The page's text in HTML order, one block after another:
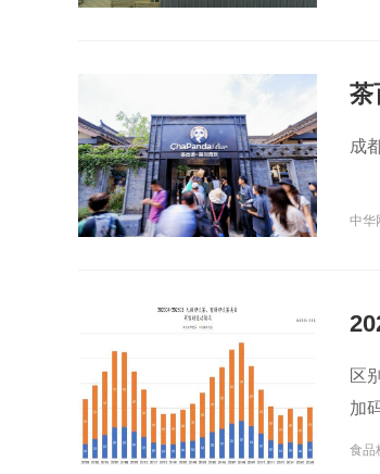
茶
打
成
中华
区
加
食品